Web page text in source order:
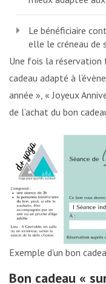
Le bénéficiaire
elle le créneau de
Une fois la réservation
cadeau adapté à
année », « Joyeux
de l’achat du bon
Exemple d’un bon
Bon cadeau «